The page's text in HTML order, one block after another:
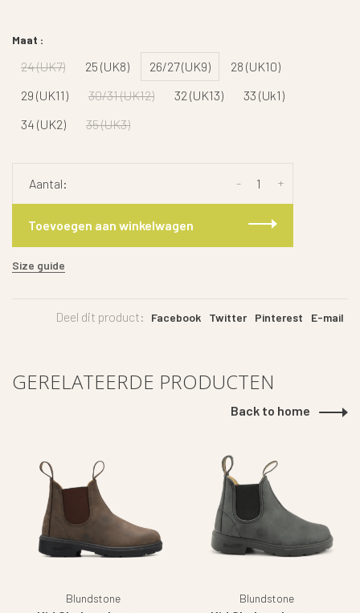
Maat :
24 (UK7) 25 (UK8) 26/27 (UK9)
28 (UK10)
29 (UK11)
30/31 (UK12) 32 (UK13)
33 (Uk1)
34 (UK2)
35 (UK3)
Aantal: +
-
Toevoegen aan winkelwagen
Size guide
Deel dit product: Facebook Twitter Pinterest E-mail
GERELATEERDE PRODUCTEN
Back to home
Blundstone Blundstone